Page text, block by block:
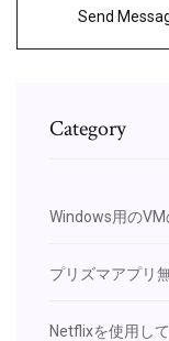
Send
Category
Windows用の
プリズマアプリ
Netflixを使用し